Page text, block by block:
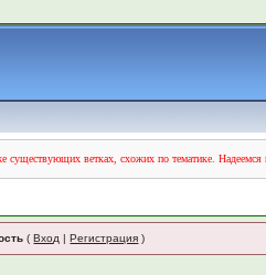
ветках, схожих по тематике. Надеемся
(Вход |Регистрация )